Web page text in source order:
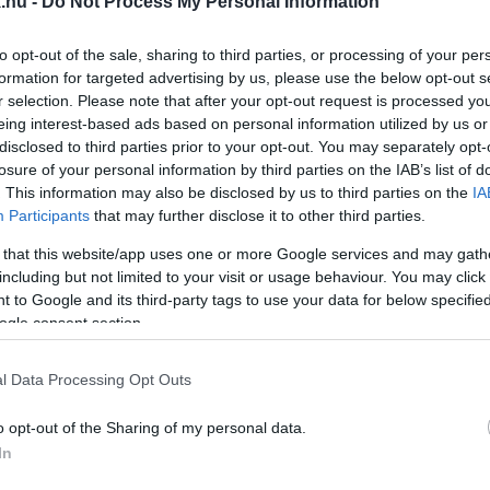
opt-out of the sale, sharing to third parties, or processing of your
for targeted advertising by us, please use the below opt-out
selection. Please note that after your opt-out request is processed
interest-based ads based on personal information utilized by us
to third parties prior to your opt-out. You may separately
of your personal information by third parties on the IAB’s list of
This information may also be disclosed by us to third parties on the
Participants that may further disclose it to other third parties.
that this website/app uses one or more Google services and may
but not limited to your visit or usage behaviour. You may
to Google and its third-party tags to use your data for below
consent section.
Data Processing Opt Outs
opt-out of the Sharing of my personal data.
IS MÁSODFOKÚ FIGYELMEZTETÉST ADTAK KI
MA
kizárt.
MIATT HOLNAPRA GYŐR-MOSON-
ennél már pár fokkal hűvösebb lesz,
VIHAR MIATT VAS MEGYÉRE